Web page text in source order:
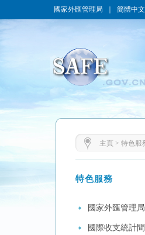
國家外匯管理局 簡體中文
主頁 > 特色服
特色服務
國家外匯管理
國際收支統計